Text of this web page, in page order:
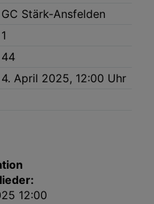
GC Stärk-Ansfelden
1
44
4. April 2025, 12:00 Uhr
12:00
Ihre Präferenzen verwalten und
„Cookie Einstellungen“, die sich auf
Daten, um
zur Identifikation
auf Informationen auf einem
Messung von Werbeleistung
sowie Entwicklung